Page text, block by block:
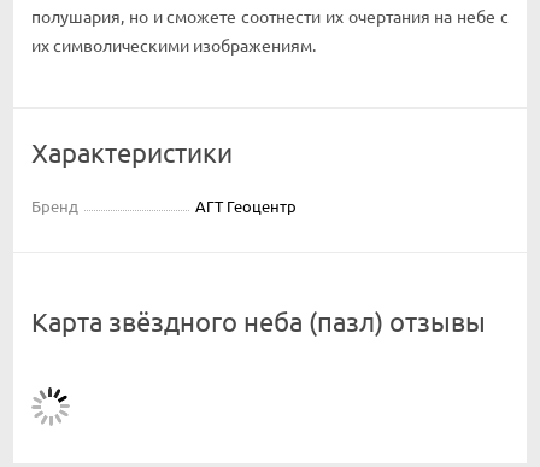
полушария, но и сможете соотнести их очертания на небе с
их символическими изображениям.
Характеристики
Бренд АГТ Геоцентр
Карта звёздного неба (пазл) отзывы